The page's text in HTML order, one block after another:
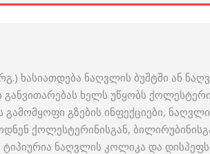
ხასიათდება ნაღვლის ბუშტში ან
განვითარებას ხელს უწყობს
გზების ინფექციები,
ქოლესტერინისგან,
ტიპიურია ნაღვლის კოლიკა და